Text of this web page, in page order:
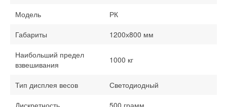
Модель
РК
Габариты
1200х800 мм
Наибольший предел
взвешивания
1000 кг
Тип дисплея весов
Светодиодный